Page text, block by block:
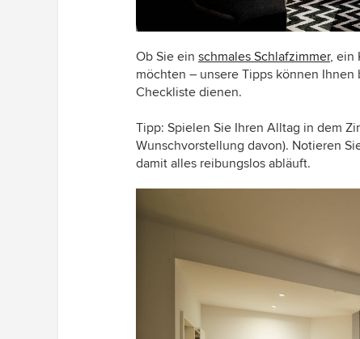
Ob Sie ein schmales Schlafzimmer, ein
möchten – unsere Tipps können
Checkliste dienen.
Tipp: Spielen Sie Ihren Alltag in dem
Wunschvorstellung davon). Notieren
damit alles reibungslos abläuft.